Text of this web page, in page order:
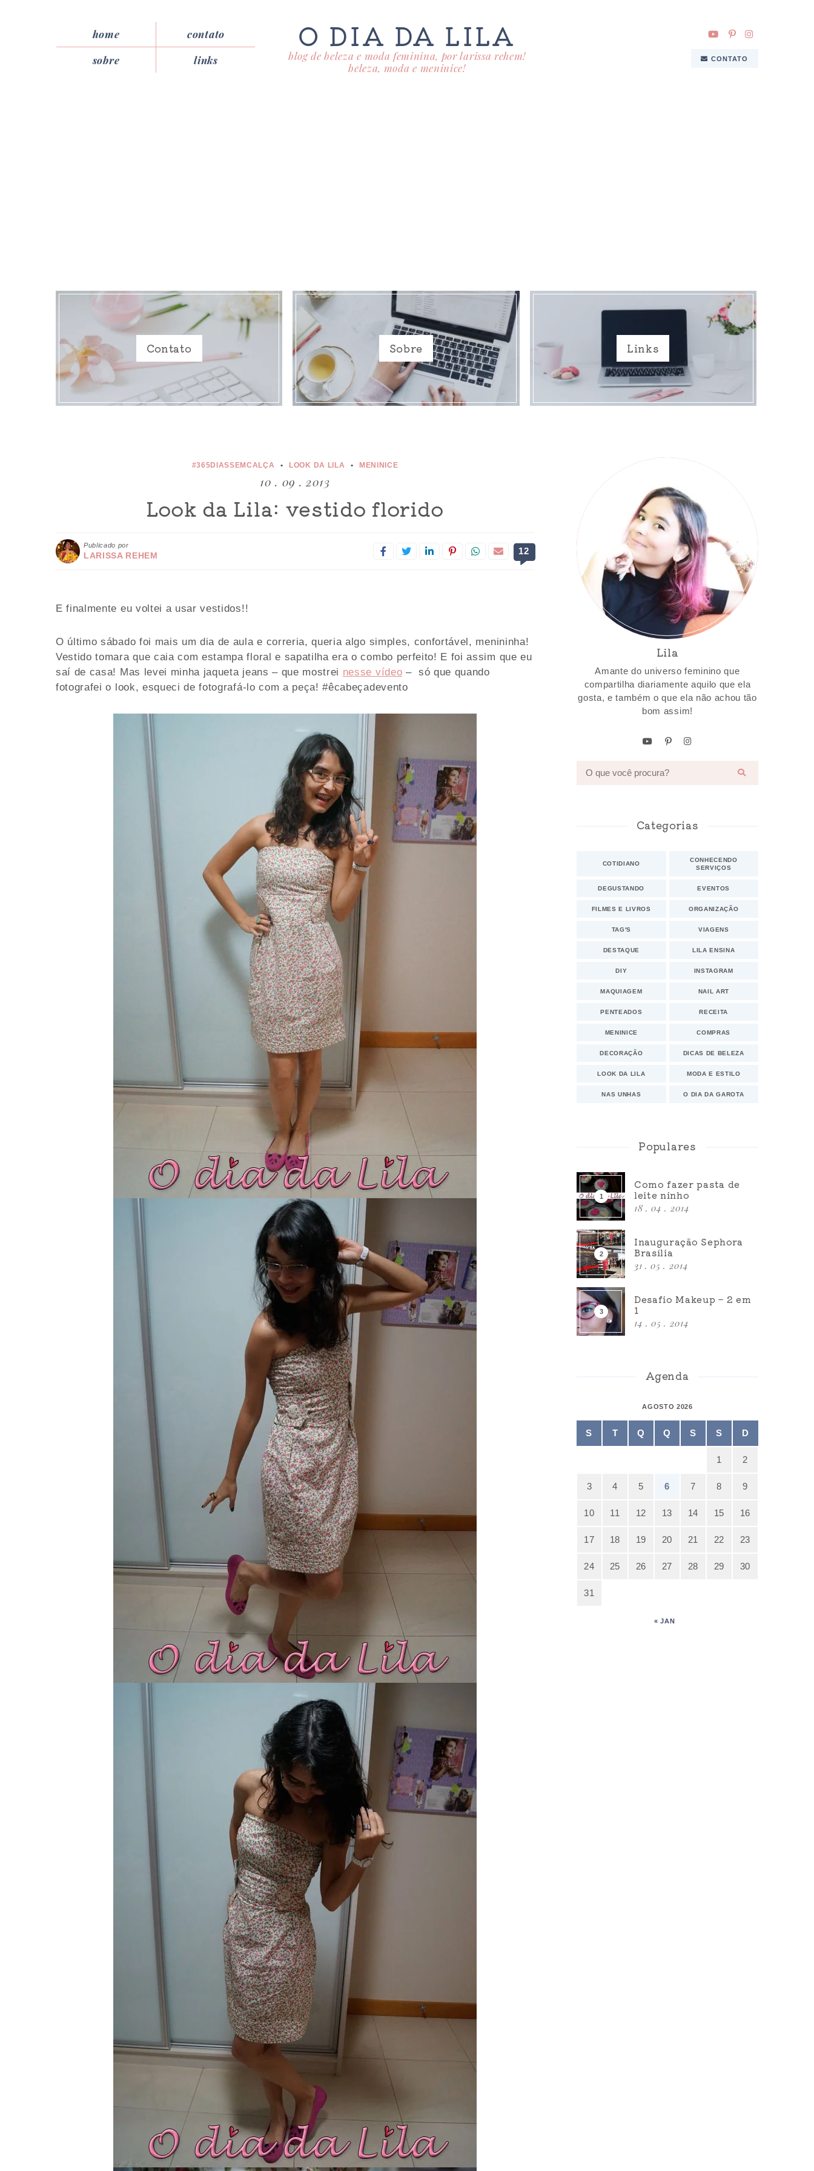
home
contato
sobre
links
O DIA DA LILA
blog de beleza e moda feminina, por larissa rehem!
beleza, moda e meninice!
CONTATO
Contato Sobre Links
#365DIASSEMCALÇA LOOK DA LILA MENINICE
10 . 09 . 2013
Look da Lila: vestido florido
Publicado por
LARISSA REHEM 12
E finalmente eu voltei a usar vestidos!!
O último sábado foi mais um dia de aula e correria, queria algo simples, confortável, menininha!
Vestido tomara que caia com estampa floral e sapatilha era o combo perfeito! E foi assim que eu
saí de casa! Mas levei minha jaqueta jeans – que mostrei nesse vídeo – só que quando
fotografei o look, esqueci de fotografá-lo com a peça! #êcabeçadevento
Lila
Amante do universo feminino que
compartilha diariamente aquilo que ela
gosta, e também o que ela não achou tão
bom assim!
Categorias
COTIDIANO
CONHECENDO
SERVIÇOS
DEGUSTANDO EVENTOS
FILMES E LIVROS ORGANIZAÇÃO
TAG'S VIAGENS
DESTAQUE LILA ENSINA
DIY INSTAGRAM
MAQUIAGEM NAIL ART
PENTEADOS RECEITA
MENINICE COMPRAS
DECORAÇÃO DICAS DE BELEZA
LOOK DA LILA MODA E ESTILO
NAS UNHAS O DIA DA GAROTA
Populares
Como fazer pasta de
leite ninho
18 . 04 . 2014
Inauguração Sephora
Brasília
31 . 05 . 2014
Desafio Makeup – 2 em
1
14 . 05 . 2014
Agenda
AGOSTO 2026
S T Q Q S S D
1 2
3 4 5 6 7 8 9
10 11 12 13 14 15 16
17 18 19 20 21 22 23
24 25 26 27 28 29 30
31
« JAN